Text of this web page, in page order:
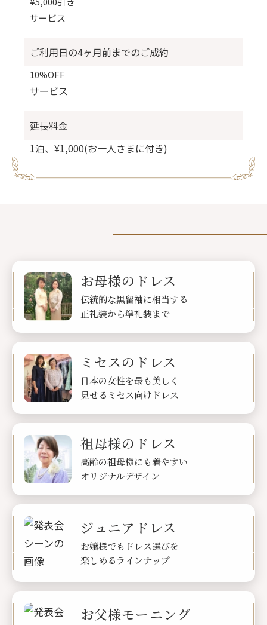
サービス
ご利用日の4ヶ月前までのご成約
10%OFF
サービス
延長料金
1泊、¥1,000(お一人さまに付き)
お母様のドレス
伝統的な黒留袖に相当する
正礼装から準礼装まで
ミセスのドレス
日本の女性を最も美しく
見せるミセス向けドレス
祖母様のドレス
高齢の祖母様にも着やすい
オリジナルデザイン
ジュニアドレス
お嬢様でもドレス選びを
楽しめるラインナップ
お父様モーニング